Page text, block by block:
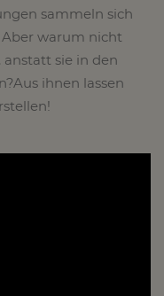
sammeln sich
warum nicht
sie in den
ihnen lassen